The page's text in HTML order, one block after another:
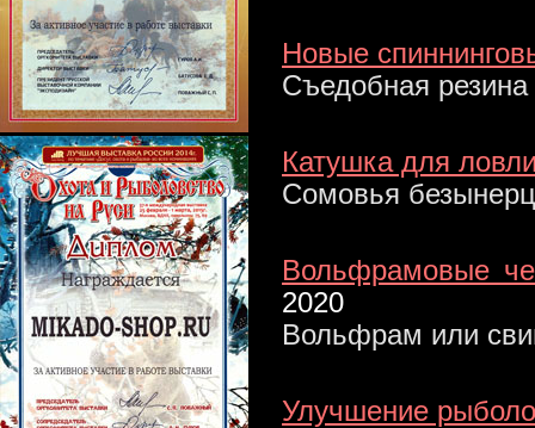
Новые
Съедобная
Катушка для
Сомовья
Вольфрамовые
2020
Вольфрам или
Улучшение